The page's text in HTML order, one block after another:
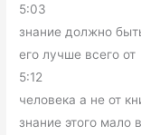
5:03
знание должно
его лучше всего от
5:12
человека а не от
знание этого мало